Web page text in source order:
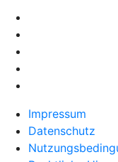
Impressum
Datenschutz